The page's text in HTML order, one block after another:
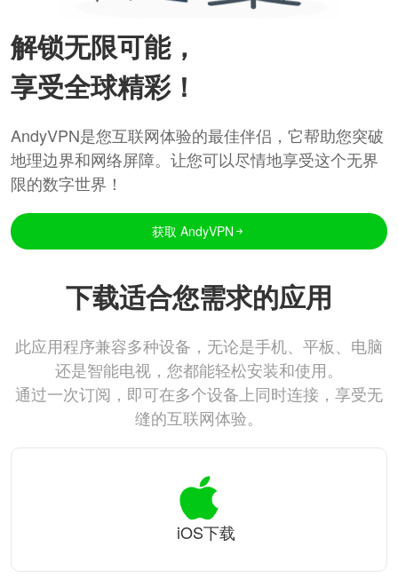
解锁无限可能，
享受全球精彩！
AndyVPN是您互联网体验的最佳伴侣，它帮助您突破
地理边界和网络屏障。让您可以尽情地享受这个无界
限的数字世界！
获取 AndyVPN
下载适合您需求的应用
此应用程序兼容多种设备，无论是手机、平板、电脑
还是智能电视，您都能轻松安装和使用。
通过一次订阅，即可在多个设备上同时连接，享受无
缝的互联网体验。
iOS下载